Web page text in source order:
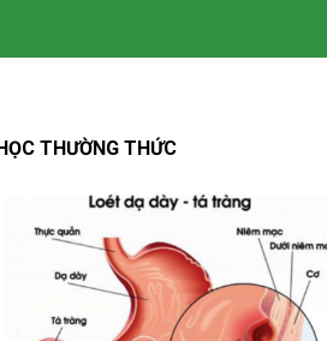
THƯỜNG THỨC